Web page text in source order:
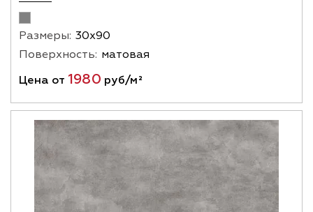
Размеры: 30х90
Поверхность: матовая
Цена от 1980 руб/м²